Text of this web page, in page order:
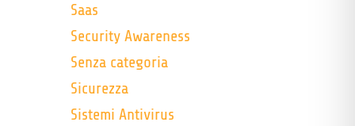
Saas
Security Awareness
Senza categoria
Sicurezza
Sistemi Antivirus